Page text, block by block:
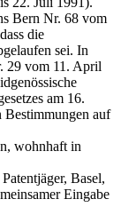
Bern Nr. 68 vom
die
sei. In
29 vom 11. April
am 16.
Bestimmungen auf
wohnhaft in
Basel,
Eingabe